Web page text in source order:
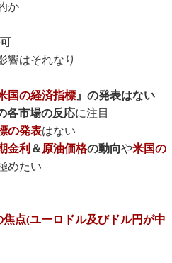
か
響はそれなり
国の経済指標』の発表はない
各市場の反応に注目
の発表はない
金利 ＆原油価格の動向や米国の
めたい
点(ユーロドル及びドル円が中